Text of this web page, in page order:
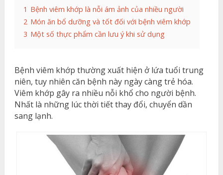
1 Bệnh viêm khớp là nỗi ám ảnh của nhiều người
2 Món ăn bổ dưỡng và tốt đối với bệnh viêm khớp
3 Một số thực phẩm cần lưu ý khi sử dụng
Bệnh viêm khớp thường xuất hiện ở lứa tuổi trung
niên, tuy nhiên căn bệnh này ngày càng trẻ hóa.
Viêm khớp gây ra nhiều nỗi khổ cho người bệnh.
Nhất là những lúc thời tiết thay đổi, chuyển dần
sang lạnh.